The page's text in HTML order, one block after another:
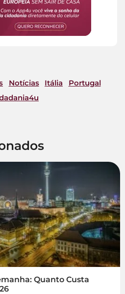
Notícias Itália
Portugal
Quanto Custa